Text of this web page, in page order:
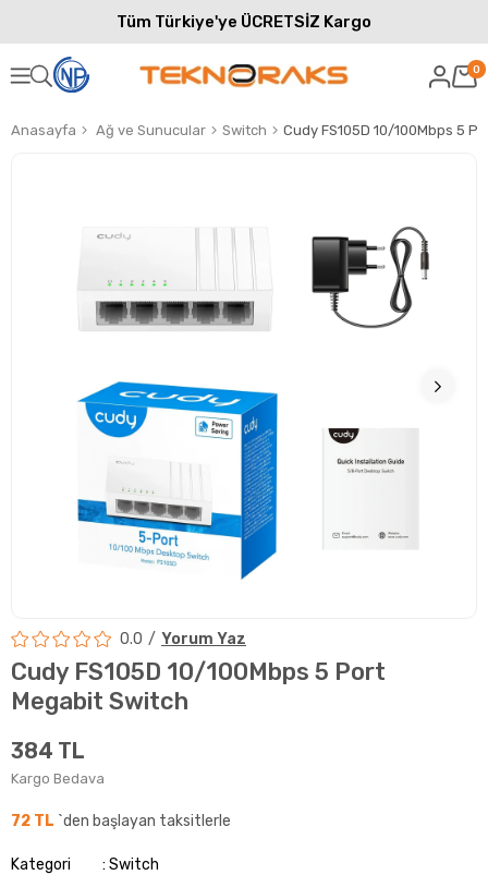
Tüm Türkiye'ye ÜCRETSİZ Kargo
0
Anasayfa Ağ ve Sunucular Switch Cudy FS105D 10/100Mbps 5
0.0 Yorum Yaz
Cudy FS105D 10/100Mbps 5 Port
Megabit Switch
384 TL
Kargo Bedava
72 TL `den başlayan taksitlerle
Kategori
Switch